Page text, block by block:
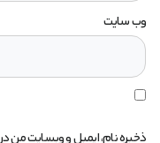
وب‌ سایت
ذخیره نام، ایمیل و وبسایت من